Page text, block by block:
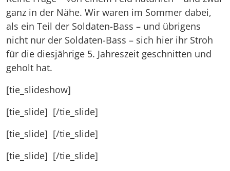
ganz in der Nähe. Wir waren im Sommer dabei,
als ein Teil der Soldaten-Bass – und übrigens
nicht nur der Soldaten-Bass – sich hier ihr Stroh
für die diesjährige 5. Jahreszeit geschnitten und
geholt hat.
[tie_slideshow]
[tie_slide] [/tie_slide]
[tie_slide] [/tie_slide]
[tie_slide] [/tie_slide]